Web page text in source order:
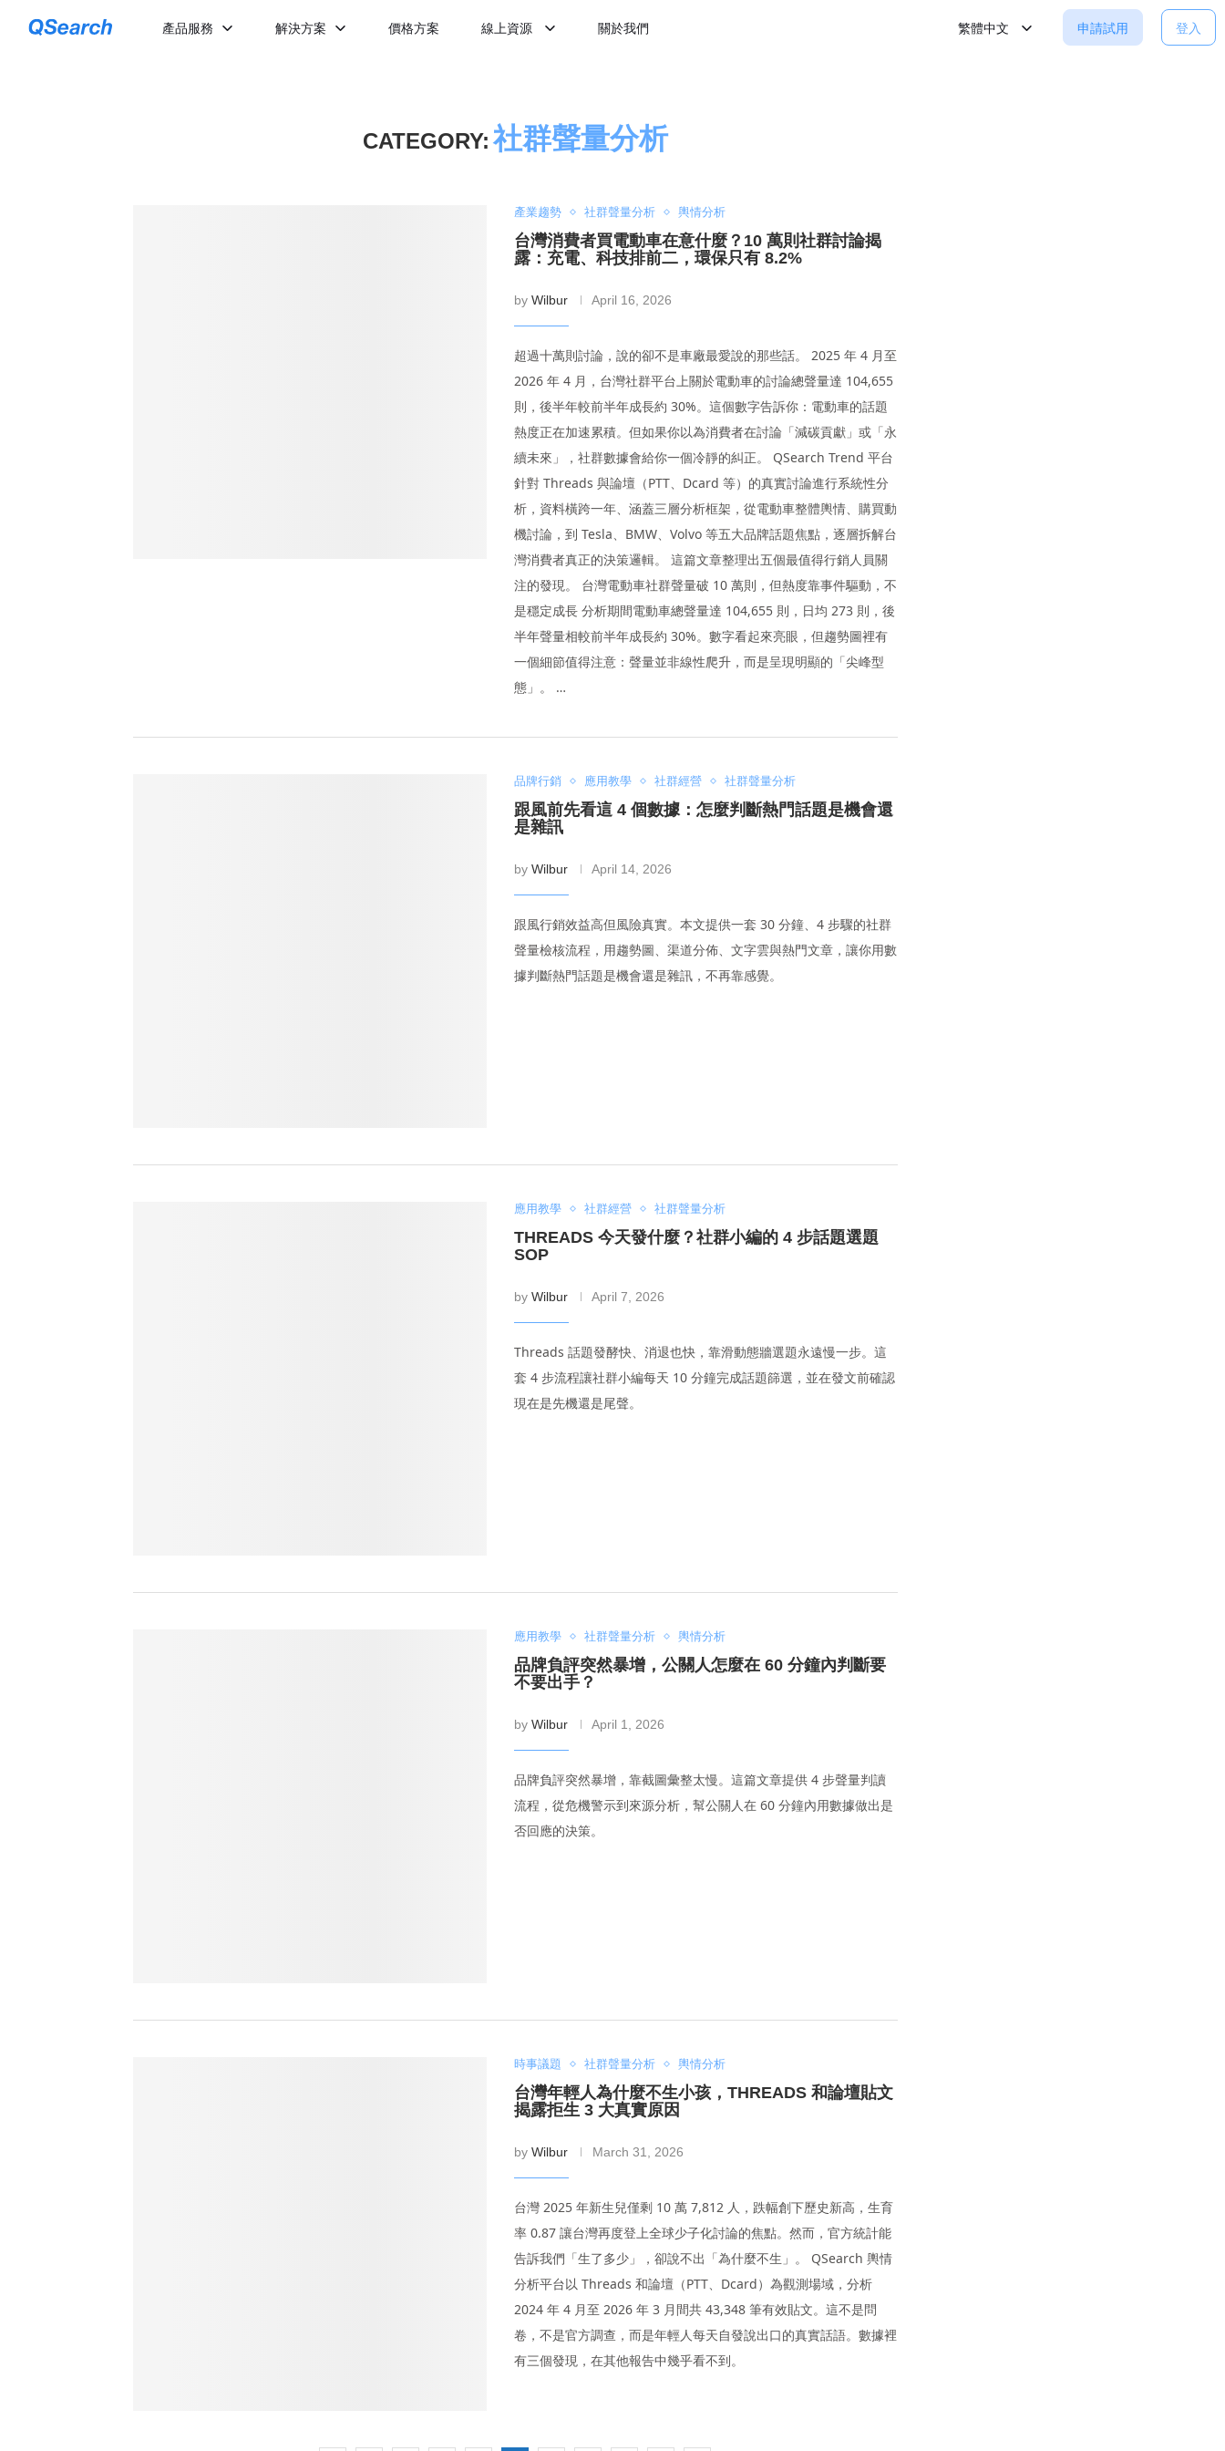
產品服務 解決方案 價格方案 線上資源 關於我們 繁體中文 申請試用 登入
CATEGORY: 社群聲量分析
產業趨勢 社群聲量分析 輿情分析
台灣消費者買電動車在意什麼？10 萬則社群討論揭
露：充電、科技排前二，環保只有 8.2%
by Wilbur April 16, 2026
超過十萬則討論，說的卻不是車廠最愛說的那些話。 2025 年 4 月至
2026 年 4 月，台灣社群平台上關於電動車的討論總聲量達 104,655
則，後半年較前半年成長約 30%。這個數字告訴你：電動車的話題
熱度正在加速累積。但如果你以為消費者在討論「減碳貢獻」或「永
續未來」，社群數據會給你一個冷靜的糾正。 QSearch Trend 平台
針對 Threads 與論壇（PTT、Dcard 等）的真實討論進行系統性分
析，資料橫跨一年、涵蓋三層分析框架，從電動車整體輿情、購買動
機討論，到 Tesla、BMW、Volvo 等五大品牌話題焦點，逐層拆解台
灣消費者真正的決策邏輯。 這篇文章整理出五個最值得行銷人員關
注的發現。 台灣電動車社群聲量破 10 萬則，但熱度靠事件驅動，不
是穩定成長 分析期間電動車總聲量達 104,655 則，日均 273 則，後
半年聲量相較前半年成長約 30%。數字看起來亮眼，但趨勢圖裡有
一個細節值得注意：聲量並非線性爬升，而是呈現明顯的「尖峰型
態」。 …
品牌行銷 應用教學 社群經營 社群聲量分析
跟風前先看這 4 個數據：怎麼判斷熱門話題是機會還
是雜訊
by Wilbur April 14, 2026
跟風行銷效益高但風險真實。本文提供一套 30 分鐘、4 步驟的社群
聲量檢核流程，用趨勢圖、渠道分佈、文字雲與熱門文章，讓你用數
據判斷熱門話題是機會還是雜訊，不再靠感覺。
應用教學 社群經營 社群聲量分析
THREADS 今天發什麼？社群小編的 4 步話題選題
SOP
by Wilbur April 7, 2026
Threads 話題發酵快、消退也快，靠滑動態牆選題永遠慢一步。這
套 4 步流程讓社群小編每天 10 分鐘完成話題篩選，並在發文前確認
現在是先機還是尾聲。
應用教學 社群聲量分析 輿情分析
品牌負評突然暴增，公關人怎麼在 60 分鐘內判斷要
不要出手？
by Wilbur April 1, 2026
品牌負評突然暴增，靠截圖彙整太慢。這篇文章提供 4 步聲量判讀
流程，從危機警示到來源分析，幫公關人在 60 分鐘內用數據做出是
否回應的決策。
時事議題 社群聲量分析 輿情分析
台灣年輕人為什麼不生小孩，THREADS 和論壇貼文
揭露拒生 3 大真實原因
by Wilbur March 31, 2026
台灣 2025 年新生兒僅剩 10 萬 7,812 人，跌幅創下歷史新高，生育
率 0.87 讓台灣再度登上全球少子化討論的焦點。然而，官方統計能
告訴我們「生了多少」，卻說不出「為什麼不生」。 QSearch 輿情
分析平台以 Threads 和論壇（PTT、Dcard）為觀測場域，分析
2024 年 4 月至 2026 年 3 月間共 43,348 筆有效貼文。這不是問
卷，不是官方調查，而是年輕人每天自發說出口的真實話語。數據裡
有三個發現，在其他報告中幾乎看不到。